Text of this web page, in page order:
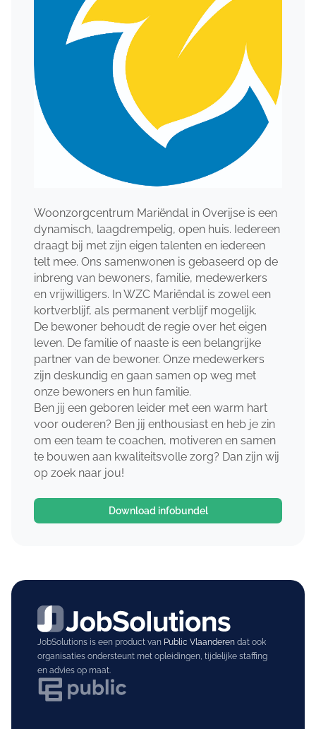
Woonzorgcentrum Mariëndal in Overijse is een
dynamisch, laagdrempelig, open huis. Iedereen
draagt bij met zijn eigen talenten en iedereen
telt mee. Ons samenwonen is gebaseerd op de
inbreng van bewoners, familie, medewerkers
en vrijwilligers. In WZC Mariëndal is zowel een
kortverblijf, als permanent verblijf mogelijk.
De bewoner behoudt de regie over het eigen
leven. De familie of naaste is een belangrijke
partner van de bewoner. Onze medewerkers
zijn deskundig en gaan samen op weg met
onze bewoners en hun familie.
Ben jij een geboren leider met een warm hart
voor ouderen? Ben jij enthousiast en heb je zin
om een team te coachen, motiveren en samen
te bouwen aan kwaliteitsvolle zorg? Dan zijn wij
op zoek naar jou!
Download infobundel
JobSolutions is een product van Public Vlaanderendat ook
organisaties ondersteunt met opleidingen, tijdelijke staffing
en advies op maat.